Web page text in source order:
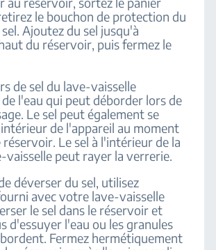
le bouchon de protection du
Ajoutez du sel jusqu'à
du réservoir, puis fermez le
de sel du lave-vaisselle
l'eau qui peut déborder lors de
Le sel peut également se
de l'appareil au moment
Le sel à l'intérieur de la
vaisselle peut rayer la verrerie.
déverser du sel, utilisez
avec votre lave-vaisselle
le sel dans le réservoir et
d'essuyer l'eau ou les granules
Fermez hermétiquement